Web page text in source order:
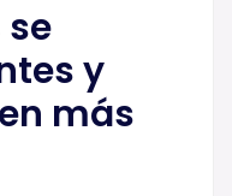
y
más